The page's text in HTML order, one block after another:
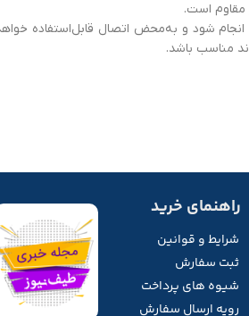
مقاوم است.
مناسب باشد.
راهنمای خرید
شرایط و قوانین
ثبت سفارش
شیوه های پرداخت
رویه ارسال سفارش